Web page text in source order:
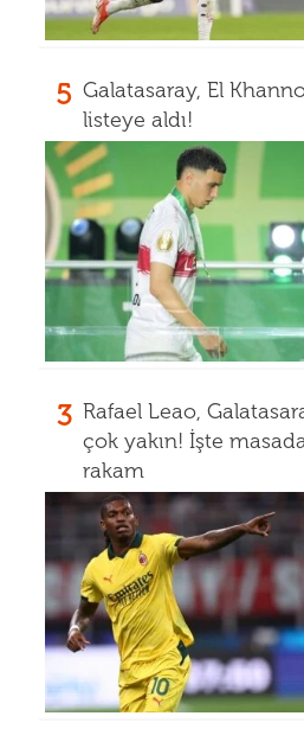
5 Galatasaray, El
listeye aldı!
3 Rafael Leao,
çok yakın! İşte
rakam